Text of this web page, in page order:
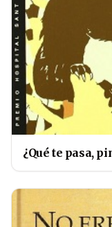
¿Qué te pasa,